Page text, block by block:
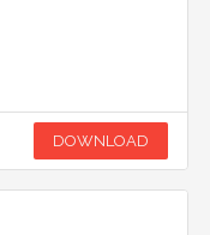
DOWNLOAD